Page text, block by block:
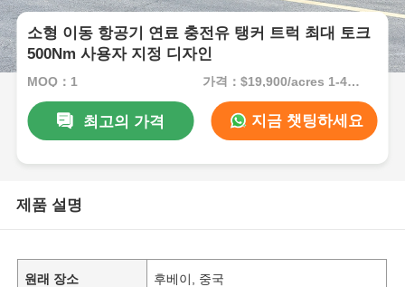
소형 이동 항공기 연료 충전유 탱커 트럭 최대 토크
500Nm 사용자 지정 디자인
MOQ：1 가격：$19,900/acres 1-49 acres
최고의 가격 지금 챗팅하세요
제품 설명
원래 장소 후베이, 중국